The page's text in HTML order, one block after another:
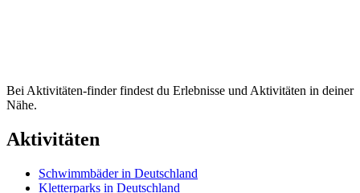
Bei Aktivitäten-finder findest du Erlebnisse und Aktivitäten in deiner
Nähe.
Aktivitäten
Schwimmbäder in Deutschland
Kletterparks in Deutschland